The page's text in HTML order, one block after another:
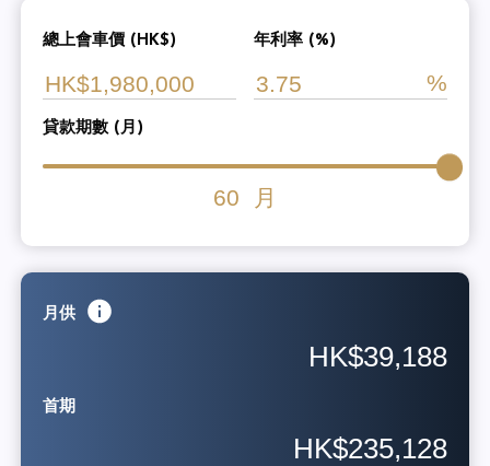
總上會車價 (HK$) 年利率 (%)
貸款期數 (月)
60 月
月供
HK$39,188
首期
HK$235,128